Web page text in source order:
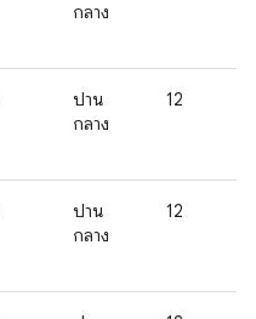
กลาง
ปาน
กลาง
12
ปาน
กลาง
12